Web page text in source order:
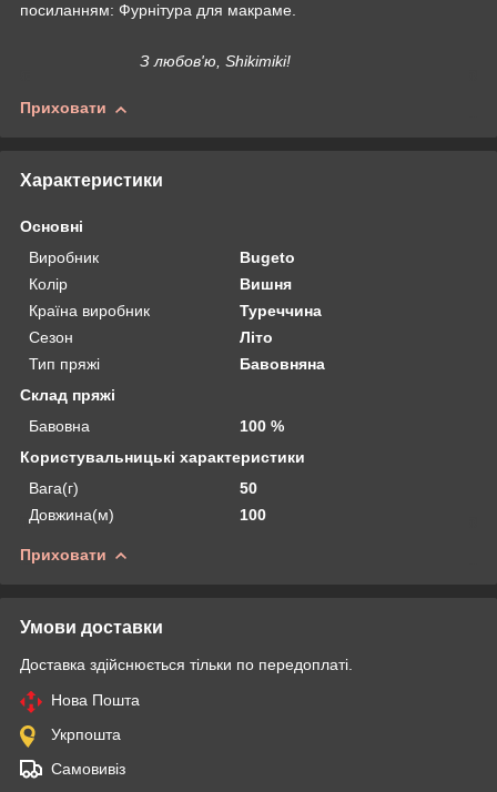
посиланням: Фурнітура для макраме.
З любов'ю, Shikimiki!
Приховати
Характеристики
Основні
Виробник
Bugeto
Колір
Вишня
Країна виробник
Туреччина
Сезон
Літо
Тип пряжі
Бавовняна
Склад пряжі
Бавовна
100 %
Користувальницькі характеристики
Вага(г)
50
Довжина(м)
100
Приховати
Умови доставки
Доставка здійснюється тільки по передоплаті.
Нова Пошта
Укрпошта
Самовивіз